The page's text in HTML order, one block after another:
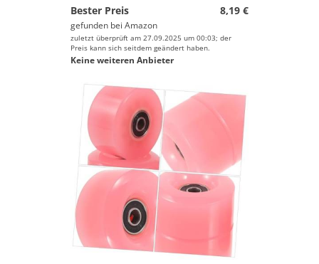
Bester Preis
8,19 €
gefunden bei Amazon
zuletzt überprüft am 27.09.2025 um 00:03; der
Preis kann sich seitdem geändert haben.
Keine weiteren Anbieter